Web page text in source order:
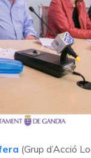
(Grup d’Acció